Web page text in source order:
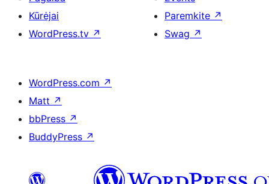
Kūrėjai
WordPress.tv ↗
Paremkite ↗
Swag ↗
WordPress.com ↗
Matt ↗
bbPress ↗
BuddyPress ↗